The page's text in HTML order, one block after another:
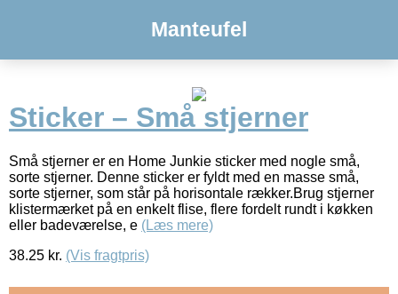
Manteufel
Sticker – Små stjerner
Små stjerner er en Home Junkie sticker med nogle små,
sorte stjerner. Denne sticker er fyldt med en masse små,
sorte stjerner, som står på horisontale rækker.Brug stjerner
klistermærket på en enkelt flise, flere fordelt rundt i køkken
eller badeværelse, e (Læs mere)
38.25 kr. (Vis fragtpris)